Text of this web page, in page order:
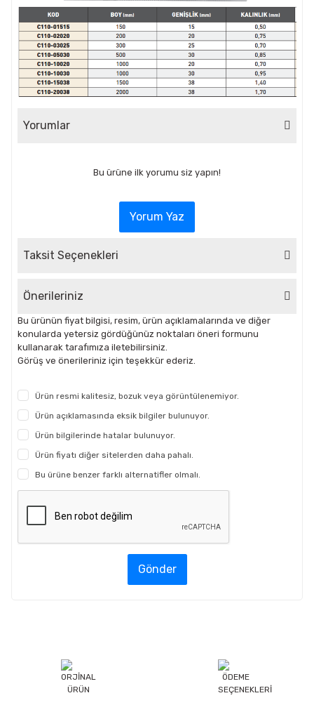
Yorumlar
Bu ürüne ilk yorumu siz yapın!
Yorum Yaz
Taksit Seçenekleri
Önerileriniz
Bu ürünün fiyat bilgisi, resim, ürün açıklamalarında ve diğer
konularda yetersiz gördüğünüz noktaları öneri formunu
kullanarak tarafımıza iletebilirsiniz.
Görüş ve önerileriniz için teşekkür ederiz.
Ürün resmi kalitesiz, bozuk veya görüntülenemiyor.
Ürün açıklamasında eksik bilgiler bulunuyor.
Ürün bilgilerinde hatalar bulunuyor.
Ürün fiyatı diğer sitelerden daha pahalı.
Bu ürüne benzer farklı alternatifler olmalı.
Gönder